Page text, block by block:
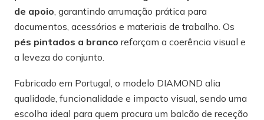
de apoio , garantindo arrumação prática para
documentos, acessórios e materiais de trabalho. Os
pés pintados a branco reforçam a coerência visual e
a leveza do conjunto.
Fabricado em Portugal, o modelo DIAMOND alia
qualidade, funcionalidade e impacto visual, sendo uma
escolha ideal para quem procura um balcão de receção